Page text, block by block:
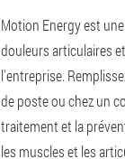
Motion Energy est
douleurs articulaires
l'entreprise.
de poste ou chez un
traitement et la
les muscles et les